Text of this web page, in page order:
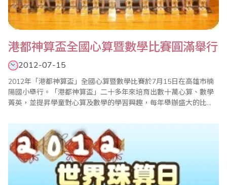
港都神算盃全國心算暨數學比賽圓滿舉行
2012-07-15
2012年「港都神算盃」全國心算暨數學比賽於7月15日在高雄市楠
陽國小舉行。「港都神算盃」二十多年來培育出數十萬心算、數學
菁英，並提昇學童對心算及數學的學習興趣，每年舉辦盛大的比
個項目，共計900多名選手參賽。10點陸續公佈成績，分為幼稚
園、一年級到六年級等組，一切作業迅速、公開、公平、公正，名
列前茅的小選手除獎金外更獲頒高大精緻獎..